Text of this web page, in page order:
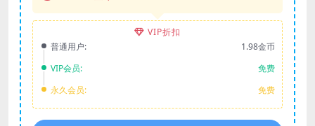
VIP折扣
普通用户:
1.98金币
VIP会员:
免费
永久会员:
免费